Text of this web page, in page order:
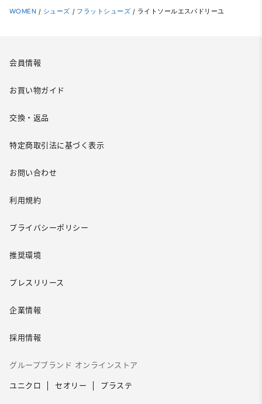
WOMEN / シューズ / フラットシューズ / ライトソールエスパドリーユ
会員情報
お買い物ガイド
交換・返品
特定商取引法に基づく表示
お問い合わせ
利用規約
プライバシーポリシー
推奨環境
プレスリリース
企業情報
採用情報
グループブランド オンラインストア
ユニクロ セオリー プラステ